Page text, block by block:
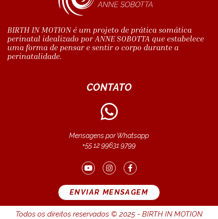
BIRTH IN MOTION é um projeto de prática somática
perinatal idealizado por ANNE SOBOTTA que estabelece
uma forma de pensar e sentir o corpo durante a
perinatalidade.
CONTATO
Mensagens por Whatsapp
+55 12 99631 9799
ENVIAR MENSAGEM
Todos os direitos reservados © 2025 - BIRTH IN MOTION